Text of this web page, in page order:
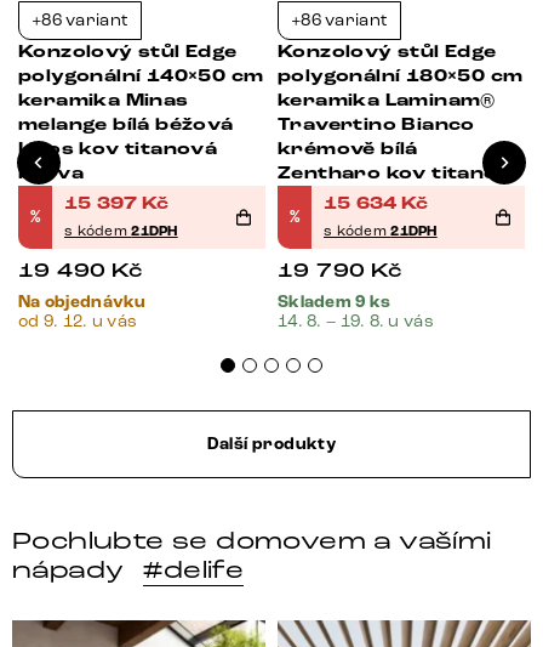
+86 variant
Konzolový stůl Edge
polygonální 140×50 cm
keramika Minas
melange bílá béžová
Livos kov titanová
barva
%
15 397 Kč
s kódem21DPH
19 490 Kč
Na objednávku
od 9. 12. u vás
+86 variant
Konzolový stůl Edge
polygonální 180×50 cm
keramika Laminam®
Travertino Bianco
krémově bílá
Zentharo kov titanová
barva
%
15 634 Kč
s kódem21DPH
19 790 Kč
Skladem 9 ks
14. 8. – 19. 8. u vás
Další produkty
Pochlubte se domovem a vašími
nápady
#delife
Místo, kam se budeš těšit po každém dni. 🤎 Modulár
Styl, odolnost a společné